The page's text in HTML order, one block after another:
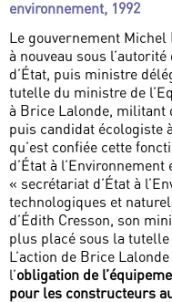
environnement, 1992
Le gouvernement Michel
à nouveau sous
d’État, puis ministre
tutelle du ministre de
à Brice Lalonde, militant
puis candidat écologiste
qu’est confiée cette
d’État à
« secrétariat d’État à
technologiques et
d’Édith Cresson, son
plus placé sous la
L’action de Brice
l’obligation de
pour les constructeurs